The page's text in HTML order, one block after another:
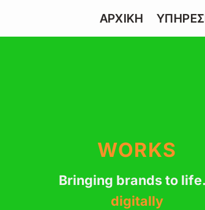
ΑΡΧΙΚΗ
WORKS
Bringing brands to
digitally